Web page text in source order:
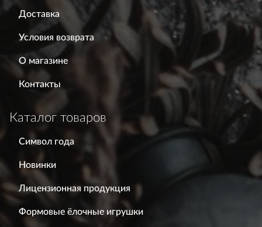
Доставка
Условия возврата
О магазине
Контакты
Каталог товаров
Символ года
Новинки
Лицензионная продукция
Формовые ёлочные игрушки